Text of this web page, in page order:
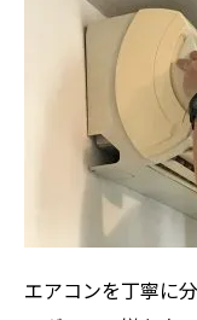
エアコンを丁寧に